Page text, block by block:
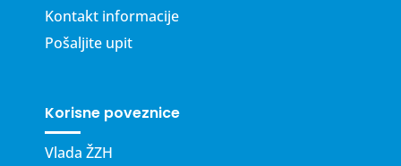
Kontakt informacije
Pošaljite upit
Korisne poveznice
Vlada ŽZH